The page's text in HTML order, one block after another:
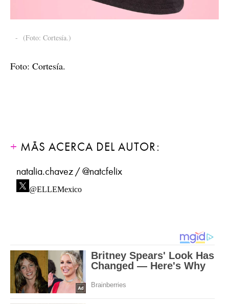
- (Foto: Cortesía.)
Foto: Cortesía.
MÁS ACERCA DEL AUTOR:
natalia.chavez / @natcfelix
@ELLEMexico